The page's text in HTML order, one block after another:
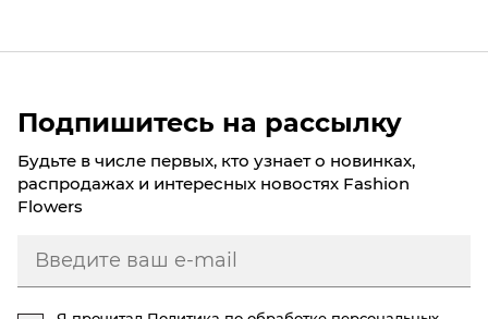
Подпишитесь на рассылку
Будьте в числе первых, кто узнает о новинках,
распродажах и интересных новостях Fashion
Flowers